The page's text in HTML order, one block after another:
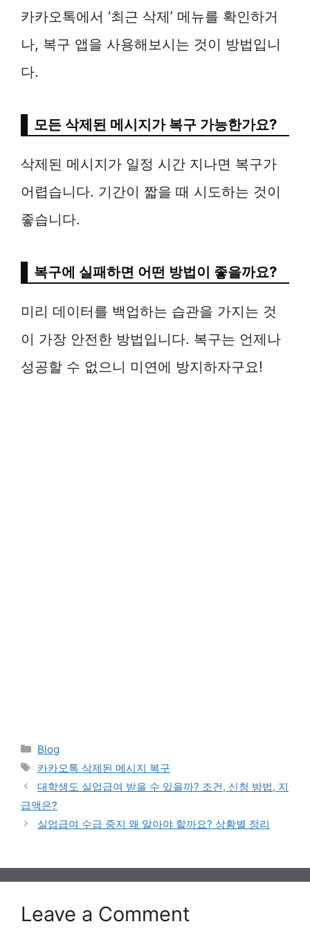
카카오톡에서 ‘최근 삭제’ 메뉴를 확인하거
나, 복구 앱을 사용해보시는 것이 방법입니
다.
모든 삭제된 메시지가 복구 가능한가요?
삭제된 메시지가 일정 시간 지나면 복구가
어렵습니다. 기간이 짧을 때 시도하는 것이
좋습니다.
복구에 실패하면 어떤 방법이 좋을까요?
미리 데이터를 백업하는 습관을 가지는 것
이 가장 안전한 방법입니다. 복구는 언제나
성공할 수 없으니 미연에 방지하자구요!
Categories
Blog
Tags
카카오톡 삭제된 메시지 복구
대학생도 실업급여 받을 수 있을까? 조건, 신청 방법, 지
급액은?
실업급여 수급 중지 왜 알아야 할까요? 상황별 정리
Leave a Comment